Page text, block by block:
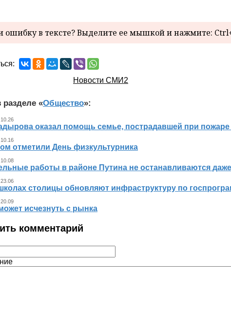
в тексте? Выделите ее мышкой и нажмите:
Новости СМИ2
разделе «Общество»:
оказал помощь семье, пострадавшей при
отметили День физкультурника
работы в районе Путина не останавливаются
столицы обновляют инфраструктуру по
исчезнуть с рынка
комментарий